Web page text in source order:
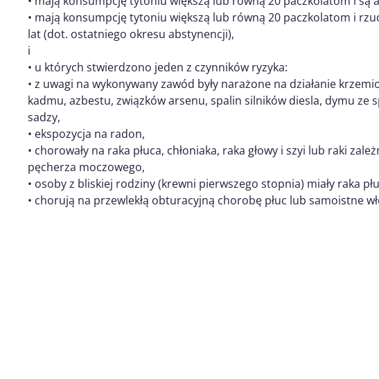
• mają konsumpcję tytoniu większą lub równą 20 paczkolatom i
lat (dot. ostatniego okresu abstynencji),
i
• u których stwierdzono jeden z czynników ryzyka:
• z uwagi na wykonywany zawód były narażone na działanie
kadmu, azbestu, związków arsenu, spalin silników diesla, dymu ze
sadzy,
• ekspozycja na radon,
• chorowały na raka płuca, chłoniaka, raka głowy i szyi lub raki
pęcherza moczowego,
• osoby z bliskiej rodziny (krewni pierwszego stopnia) miały raka
• chorują na przewlekłą obturacyjną chorobę płuc lub samoistne